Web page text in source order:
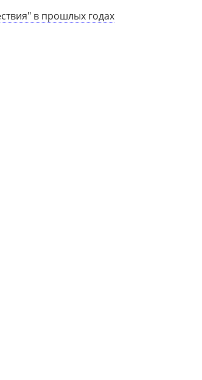
в прошлых годах